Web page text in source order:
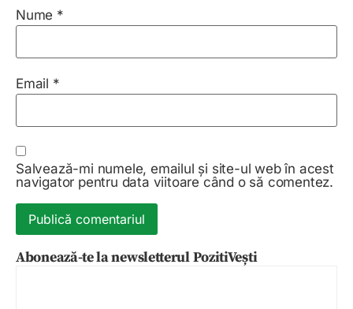
Nume *
Email *
Salvează-mi numele, emailul și site-ul web în acest
navigator pentru data viitoare când o să comentez.
Abonează-te la newsletterul PozitiVești